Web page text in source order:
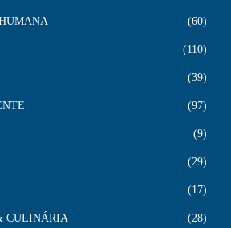
60
110
39
97
9
29
17
CULINÁRIA 28